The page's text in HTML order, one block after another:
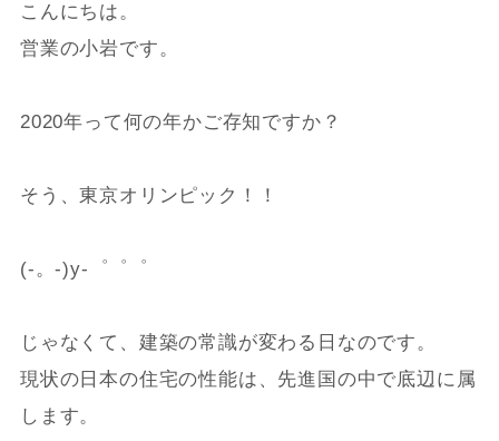
こんにちは。
営業の小岩です。
2020年って何の年かご存知ですか？
そう、東京オリンピック！！
(-。-)y-゜゜゜
じゃなくて、建築の常識が変わる日なのです。
現状の日本の住宅の性能は、先進国の中で底辺に属
します。